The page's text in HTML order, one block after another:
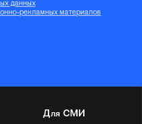
данных
рекламных материалов
Для СМИ